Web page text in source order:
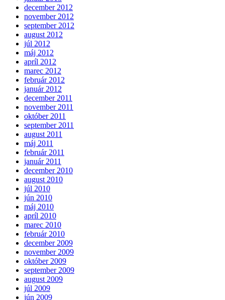
december 2012
november 2012
september 2012
august 2012
júl 2012
máj 2012
apríl 2012
marec 2012
február 2012
január 2012
december 2011
november 2011
október 2011
september 2011
august 2011
máj 2011
február 2011
január 2011
december 2010
august 2010
júl 2010
jún 2010
máj 2010
apríl 2010
marec 2010
február 2010
december 2009
november 2009
október 2009
september 2009
august 2009
júl 2009
jún 2009